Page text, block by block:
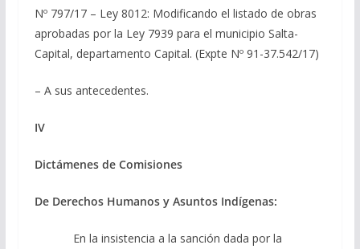
Nº 797/17 – Ley 8012: Modificando el listado de obras
aprobadas por la Ley 7939 para el municipio Salta-
Capital, departamento Capital. (Expte Nº 91-37.542/17)
– A sus antecedentes.
IV
Dictámenes de Comisiones
De Derechos Humanos y Asuntos Indígenas:
En la insistencia a la sanción dada por la